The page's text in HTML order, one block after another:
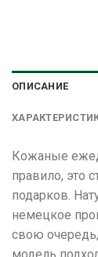
ОПИСАНИЕ
Кожаные
правило, это
подарков.
немецкое
свою